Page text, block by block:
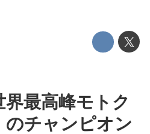
最高峰モトク
のチャンピオン